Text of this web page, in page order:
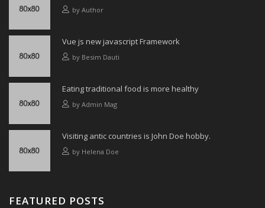
by Author
Vue js new javascript Framework
by Besim Dauti
Eating traditional food is more healthy
by Admin Mag
Visiting antic countries is John Doe hobby.
by Helena Doe
FEATURED POSTS